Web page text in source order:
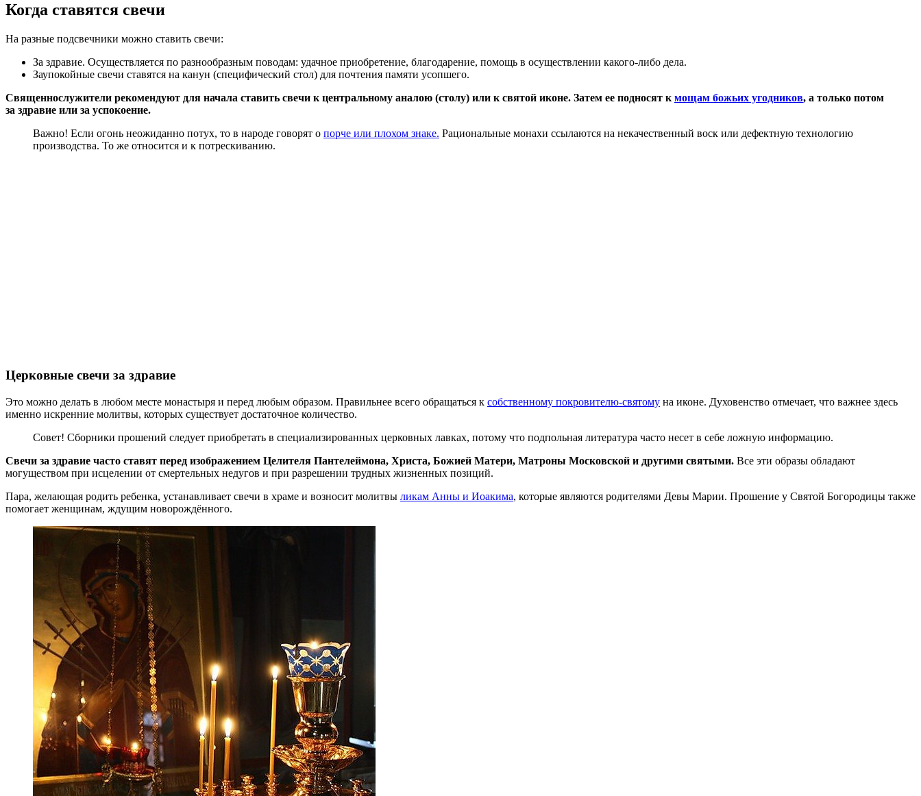
Когда ставятся свечи
На разные подсвечники можно ставить свечи:
За здравие. Осуществляется по разнообразным поводам: удачное приобретение, благодарение, помощь в осуществлении какого-либо дела.
Заупокойные свечи ставятся на канун (специфический стол) для почтения памяти усопшего.
Священнослужители рекомендуют для начала ставить свечи к центральному аналою (столу) или к святой иконе. Затем ее подносят к мощам божьих угодников, а только потом
за здравие или за успокоение.
Важно! Если огонь неожиданно потух, то в народе говорят о порче или плохом знаке. Рациональные монахи ссылаются на некачественный воск или дефектную технологию
производства. То же относится и к потрескиванию.
Церковные свечи за здравие
Это можно делать в любом месте монастыря и перед любым образом. Правильнее всего обращаться к собственному покровителю-святому на иконе. Духовенство отмечает, что важнее здесь
именно искренние молитвы, которых существует достаточное количество.
Совет! Сборники прошений следует приобретать в специализированных церковных лавках, потому что подпольная литература часто несет в себе ложную информацию.
Свечи за здравие часто ставят перед изображением Целителя Пантелеймона, Христа, Божией Матери, Матроны Московской и другими святыми. Все эти образы обладают
могуществом при исцелении от смертельных недугов и при разрешении трудных жизненных позиций.
Пара, желающая родить ребенка, устанавливает свечи в храме и возносит молитвы ликам Анны и Иоакима, которые являются родителями Девы Марии. Прошение у Святой Богородицы также
помогает женщинам, ждущим новорождённого.